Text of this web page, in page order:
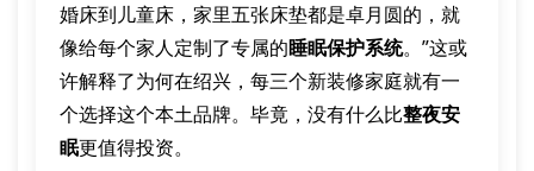
婚床到儿童床，家里五张床垫都是卓月圆的，就
像给每个家人定制了专属的睡眠保护系统。”这或
许解释了为何在绍兴，每三个新装修家庭就有一
个选择这个本土品牌。毕竟，没有什么比整夜安
眠更值得投资。